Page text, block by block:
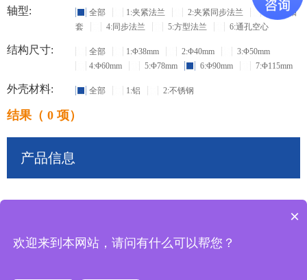
轴型: 全部 1:夹紧法兰 2:夹紧同步法兰
3:盲孔轴
套
4:同步法兰 5:方型法兰 6:通孔空心
结构尺寸: 全部 1:Φ38mm 2:Φ40mm
3:Φ50mm
4:Φ60mm
5:Φ78mm 6:Φ90mm 7:Φ115mm
外壳材料: 全部 1:铝 2:不锈钢
结果（ 0 项）
产品信息
×
欢迎来到本网站，请问有什么可以帮您？